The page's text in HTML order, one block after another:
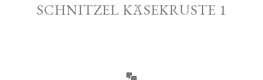
SCHNITZEL KÄSEKRUSTE 1